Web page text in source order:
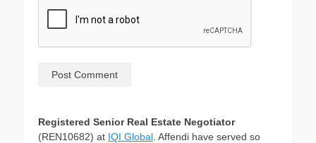
Registered Senior Real Estate Negotiator
(REN10682) at IQI Global . Affendi have served so